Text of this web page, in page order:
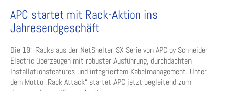
APC startet mit Rack-Aktion ins
Jahresendgeschäft
Die 19“-Racks aus der NetShelter SX Serie von APC by Schneider
Electric überzeugen mit robuster Ausführung, durchdachten
Installationsfeatures und integriertem Kabelmanagement. Unter
dem Motto „Rack Attack“ startet APC jetzt begleitend zum